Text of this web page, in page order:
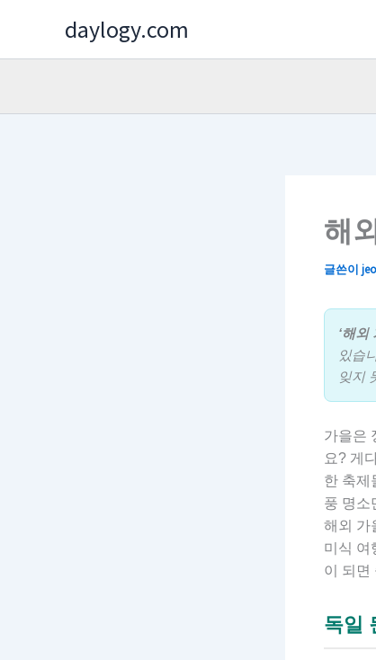
츠
건
daylogy.com
해
글쓴이
‘해외
있습
잊지
가을은
요? 게
한 축제
풍 명소
해외 가
미식 여
이 되면
독일